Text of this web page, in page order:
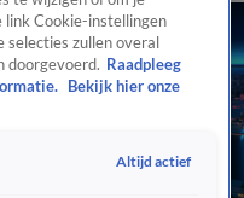
Cookie-instellingen
selecties zullen overal
doorgevoerd. Raadpleeg
Bekijk hier onze
Altijd actief